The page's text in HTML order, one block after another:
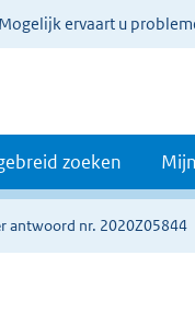
Mogelijk ervaart u
zoeken
antwoord nr. 2020Z05844